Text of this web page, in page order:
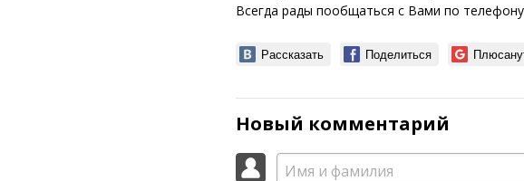
Всегда рады пообщаться с Вами по телефону
Рассказать Поделиться
Новый комментарий